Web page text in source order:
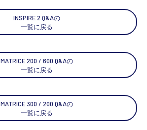
INSPIRE 2 Q&Aの
一覧に戻る
MATRICE 200 / 600 Q&Aの
一覧に戻る
MATRICE 300 / 200 Q&Aの
一覧に戻る